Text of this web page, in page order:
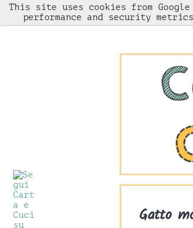
Gatto
This site uses cookies from
performance and security